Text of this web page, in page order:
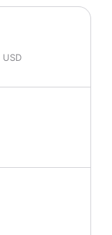
USD